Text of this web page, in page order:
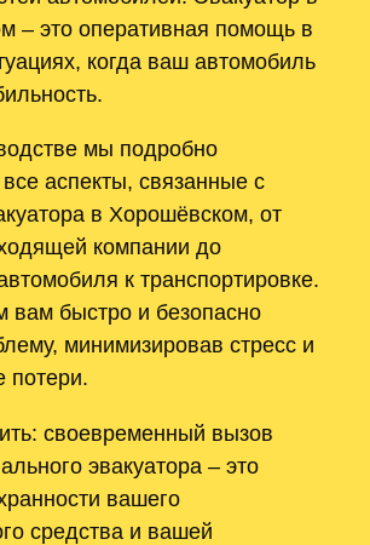
– это оперативная помощь в
когда ваш автомобиль
мы подробно
аспекты, связанные с
в Хорошёвском, от
компании до
к транспортировке.
быстро и безопасно
минимизировав стресс и
потери.
своевременный вызов
эвакуатора – это
вашего
средства и вашей